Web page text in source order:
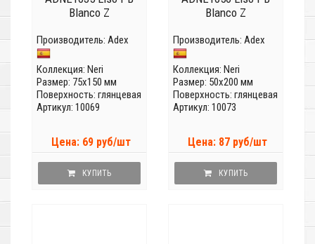
Blanco Z
Производитель: Adex
Коллекция: Neri
Размер: 75x150 мм
Поверхность: глянцевая
Артикул: 10069
Цена: 69 руб/шт
КУПИТЬ
Blanco Z
Производитель: Adex
Коллекция: Neri
Размер: 50x200 мм
Поверхность: глянцевая
Артикул: 10073
Цена: 87 руб/шт
КУПИТЬ